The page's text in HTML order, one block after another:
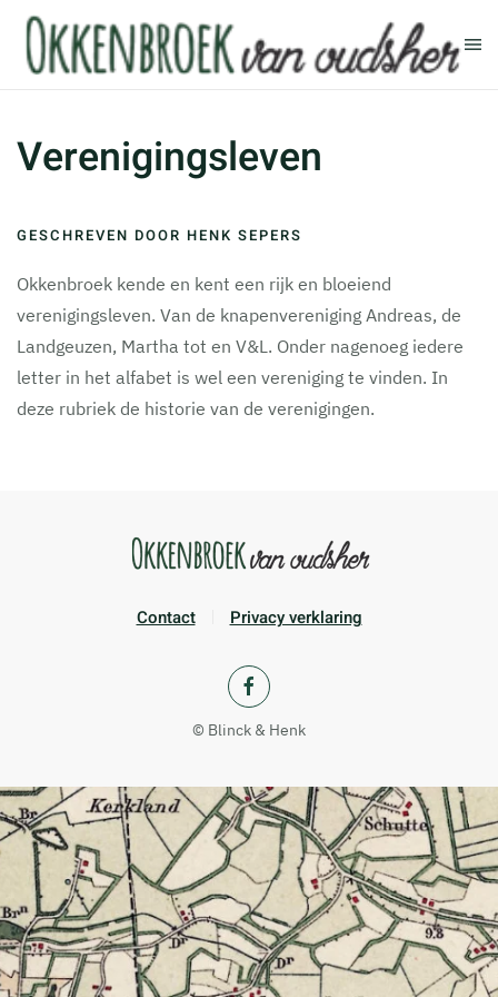
Terug naar hoofdinhoud
Verenigingsleven
GESCHREVEN DOOR HENK SEPERS
Okkenbroek kende en kent een rijk en bloeiend
verenigingsleven. Van de knapenvereniging Andreas, de
Landgeuzen, Martha tot en V&L. Onder nagenoeg iedere
letter in het alfabet is wel een vereniging te vinden. In
deze rubriek de historie van de verenigingen.
Contact Privacy verklaring
© Blinck & Henk